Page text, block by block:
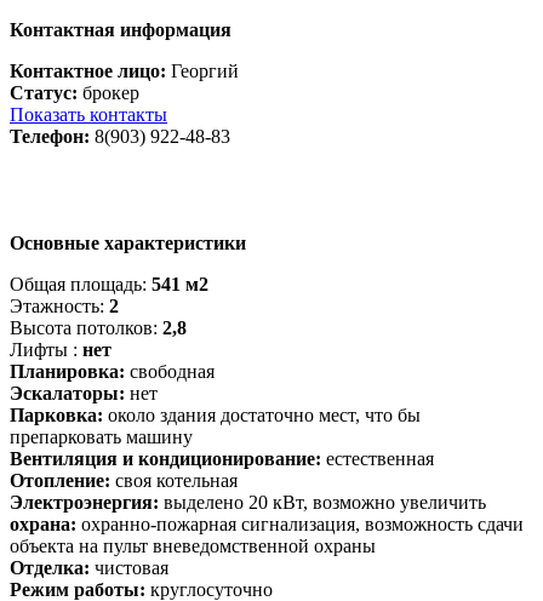
Контактная информация
Контактное лицо: Георгий
Статус: брокер
Показать контакты
Телефон: 8(903) 922-48-83
Основные характеристики
Общая площадь: 541 м2
Этажность: 2
Высота потолков: 2,8
Лифты : нет
Планировка: свободная
Эскалаторы: нет
Парковка: около здания достаточно мест, что бы
препарковать машину
Вентиляция и кондиционирование: естественная
Отопление: своя котельная
Электроэнергия: выделено 20 кВт, возможно увеличить
охрана: охранно-пожарная сигнализация, возможность сдачи
объекта на пульт вневедомственной охраны
Отделка: чистовая
Режим работы: круглосуточно